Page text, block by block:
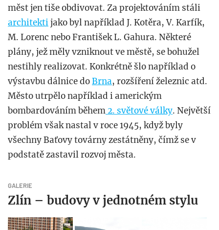
měst jen tiše obdivovat. Za projektováním stáli
architektijako byl například J. Kotěra, V. Karfík,
M. Lorenc nebo František L. Gahura. Některé
plány, jež měly vzniknout ve městě, se bohužel
nestihly realizovat. Konkrétně šlo například o
výstavbu dálnice doBrna, rozšíření železnic atd.
Město utrpělo například i americkým
bombardováním během 2. světové války. Největší
problém však nastal v roce 1945, když byly
všechny Baťovy továrny zestátněny, čímž se v
podstatě zastavil rozvoj města.
GALERIE
Zlín – budovy v jednotném stylu